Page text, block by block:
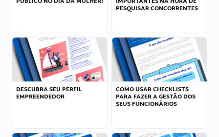
PESQUISAR CONCORRENTES
DESCUBRA SEU PERFIL
EMPREENDEDOR
COMO USAR CHECKLISTS
PARA FAZER A GESTÃO DOS
SEUS FUNCIONÁRIOS